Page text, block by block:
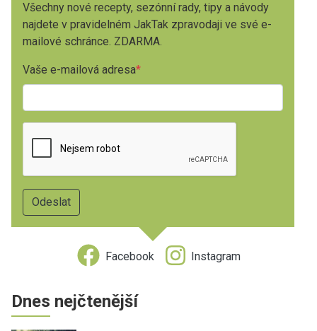
Všechny nové recepty, sezónní rady, tipy a návody
najdete v pravidelném JakTak zpravodaji ve své e-
mailové schránce. ZDARMA.
Vaše e-mailová adresa
Facebook Instagram
Dnes nejčtenější